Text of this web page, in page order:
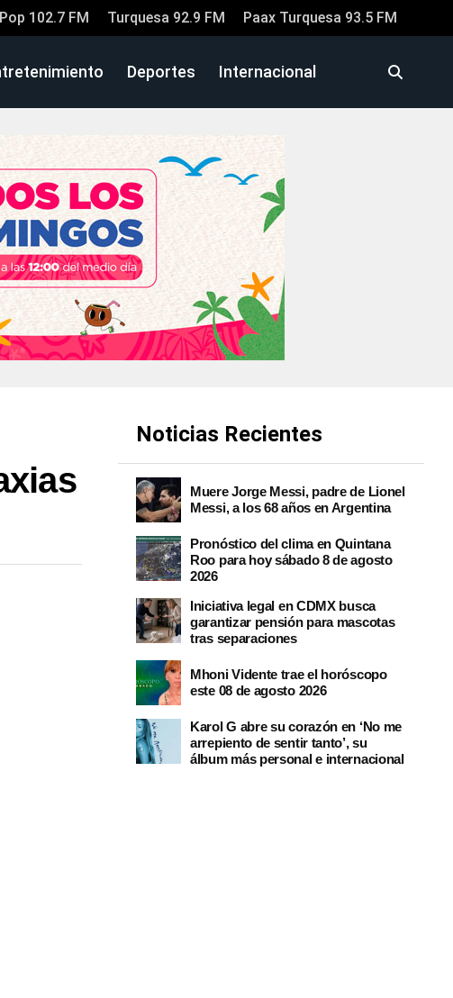
102.7 FM Turquesa 92.9 FM Paax Turquesa 93.5 FM
Deportes Internacional
Noticias Recientes
Muere Jorge Messi, padre de Lionel
Messi, a los 68 años en Argentina
Pronóstico del clima en Quintana
Roo para hoy sábado 8 de agosto
2026
Iniciativa legal en CDMX busca
garantizar pensión para mascotas
tras separaciones
Mhoni Vidente trae el horóscopo
este 08 de agosto 2026
Karol G abre su corazón en ‘No me
arrepiento de sentir tanto’, su
álbum más personal e internacional